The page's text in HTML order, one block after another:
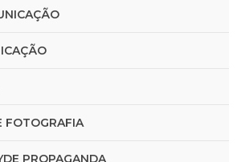
FOTOGRAFIA
PROPAGANDA